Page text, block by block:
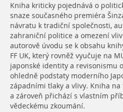
Kniha kriticky pojednává o
snaze současného premiéra
návratu k tradiční společnosti,
zahraniční politice a omezení
autorově úvodu se k obsahu
FF UK, který rovněž vyučuje na
japonské identity a revisonismu
ohledně podstaty moderního
západními tlaky a vlivy. Kniha
a zároveň přichází s vlastním
vědeckému zkoumání.